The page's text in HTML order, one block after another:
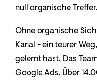
null organische Treffer.
Ohne organische
Kanal - ein teurer
gelernt hast. Das
Google Ads. Über